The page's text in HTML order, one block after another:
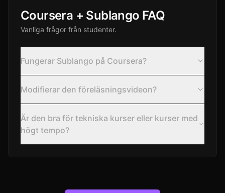
Coursera + Sublango FAQ
Vanliga frågor från studenter.
Fungerar Sublango på Coursera?
Modifierar den föreläsningsvideon?
Är den bra för tekniska kurser eller kurser med
högt tempo?